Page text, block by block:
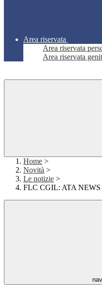
Area riservata
Area riservata
Area riservata
Home >
Novità >
Le notizie >
FLC CGIL: ATA NEWS